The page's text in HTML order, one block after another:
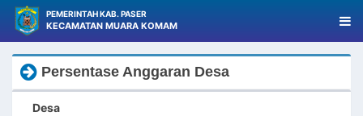
PEMERINTAH KAB. PASER
KECAMATAN MUARA KOMAM
Persentase Anggaran Desa
Desa